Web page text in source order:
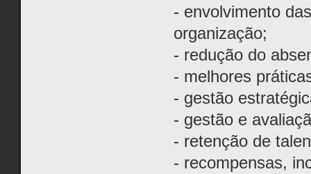
- envolvimento
organização;
- redução do
- melhores
- gestão
- gestão e
- retenção de
- recompensas,